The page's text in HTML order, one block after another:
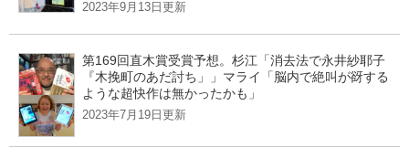
2023年9月13日更新
第169回直木賞受賞予想。杉江「消去法で永井紗耶子
『木挽町のあだ討ち」」マライ「脳内で絶叫が谺する
ような超快作は無かったかも」
2023年7月19日更新